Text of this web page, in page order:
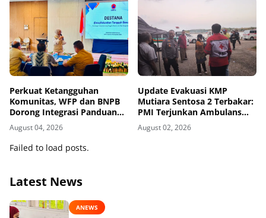
Perkuat Ketangguhan
Komunitas, WFP dan BNPB
Dorong Integrasi Panduan
AMPD dalam Pendekatan
Destana
August 04, 2026
Update Evakuasi KMP
Mutiara Sentosa 2 Terbakar:
PMI Terjunkan Ambulans
dan Personel
August 02, 2026
Failed to load posts.
Latest News
ANEWS